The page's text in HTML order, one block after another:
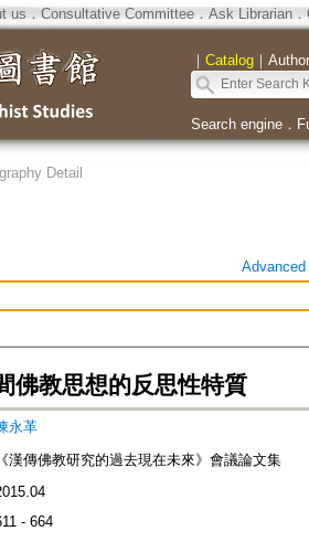
us ． Consultative Committee． Ask Librarian．
｜ Catalog｜
Search engine．
Detail
Advanced
佛教思想的反思性特質
永革
《漢傳佛教研究的過去現在未來》會議論文集
- 664